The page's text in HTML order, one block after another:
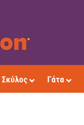
Σκύλος Γάτα